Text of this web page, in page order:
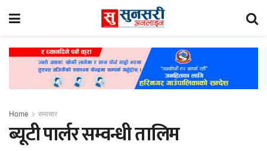
Home समाचार
ब्यूटी पार्लर सम्वन्धी तालिम